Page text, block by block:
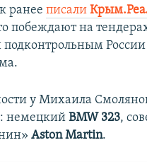
ранее писали
побеждают на
подконтрольным
у Михаила
немецкий BMW 323,
Aston Martin.